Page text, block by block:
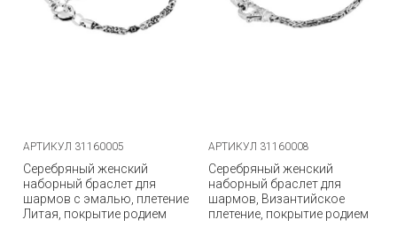
АРТИКУЛ 31160005
Серебряный женский
наборный браслет для
шармов с эмалью, плетение
Литая, покрытие родием
АРТИКУЛ 31160008
Серебряный женский
наборный браслет для
шармов, Византийское
плетение, покрытие родием